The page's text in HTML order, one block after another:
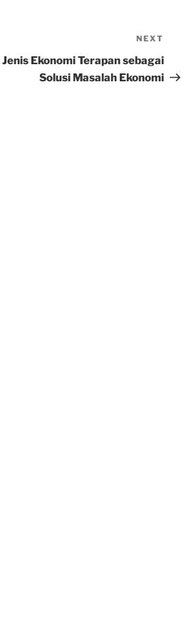
Post
NEXT
Jenis Ekonomi Terapan sebagai
Solusi Masalah Ekonomi